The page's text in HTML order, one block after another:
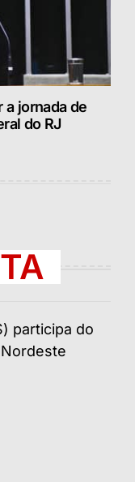
a jornada de
do RJ